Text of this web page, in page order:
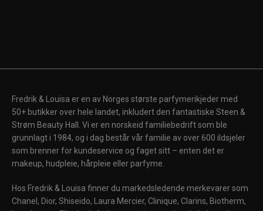
Fredrik & Louisa er en av Norges største parfymerikjeder med
50+ butikker over hele landet, inkludert den fantastiske Steen &
Strøm Beauty Hall. Vi er en norskeid familiebedrift som ble
grunnlagt i 1984, og i dag består vår familie av over 600 ildsjeler
som brenner for kundeservice og faget sitt – enten det er
makeup, hudpleie, hårpleie eller parfyme.
Hos Fredrik & Louisa finner du markedsledende merkevarer som
Chanel, Dior, Shiseido, Laura Mercier, Clinique, Clarins, Biotherm,